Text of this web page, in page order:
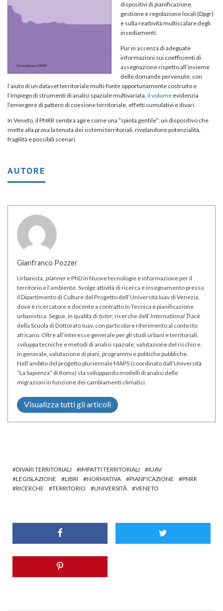
dispositivi di pianificazione,
gestione e regolazione locali (Dpgr)
e sulla reattività multiscalare degli
insediamenti.
Pur in assenza di adeguate
informazioni sui coefficienti di
assegnazione rispetto all’insieme
delle domande pervenute, con
l’aiuto di un dataset territoriale multi-fonte opportunamente costruito e
l’impiego di strumenti di analisi spaziale multivariata, il volume evidenzia
l’emergere di pattern di coesione territoriale, effetti cumulativi e divari.
In Veneto, il PNRR sembra agire come una “spinta gentile”: un dispositivo che
mette alla prova la tenuta dei sistemi territoriali, rivelandone potenzialità,
fragilità e possibili scenari.
AUTORE
Gianfranco Pozzer
Urbanista, plannere PhD in Nuove tecnologie e informazione per il
territorio e l’ambiente. Svolge attività di ricerca e insegnamento presso
il Dipartimento di Culture del Progetto dell’Università Iuav di Venezia,
dove è ricercatore e docente a contratto in Tecnica e pianificazione
urbanistica. Segue, in qualità di tutor, ricerche dell’International Track
della Scuola di Dottorato Iuav, con particolare riferimento al contesto
africano. Oltre all’interesse generale per gli studi urbani e territoriali,
sviluppa tecniche e metodi di analisi spaziale, valutazione del rischio e,
in generale, valutazione di piani, programmi e politiche pubbliche.
Nell’ambito del progetto pluriennale MAPS (coordinato dall’Università
“La Sapienza” di Roma) sta sviluppando modelli di analisi delle
migrazioni in funzione dei cambiamenti climatici.
Visualizza tutti gli articoli
DIVARI TERRITORIALI IMPATTI TERRITORIALI
IUAV
LEGISLAZIONE
LIBRI NORMATIVA PIANFICAZIONE
PNRR
RICERCHE
TERRITORIO UNIVERSITÀ VENETO